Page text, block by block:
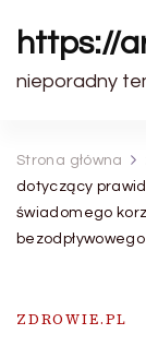
https://
nieporadny
Strona główna
dotyczący
świadomego
bezodpływowego
ZDROWIE.PL